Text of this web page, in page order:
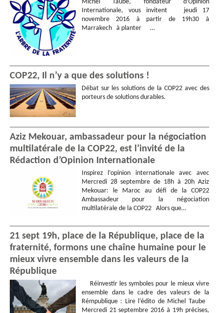
Michel Taube, fondateur d’Opinion
Internationale, vous invitent jeudi 17
novembre 2016 à partir de 19h30 à
Marrakech à planter …
COP22, Il n’y a que des solutions !
Débat sur les solutions de la COP22 avec des
porteurs de solutions durables.
Aziz Mekouar, ambassadeur pour la négociation
multilatérale de la COP22, est l’invité de la
Rédaction d’Opinion Internationale
Inspirez l’opinion internationale avec avec
Mercredi 28 septembre de 18h à 20h Aziz
Mekouar: le Maroc au défi de la COP22
Ambassadeur pour la négociation
multilatérale de la COP22 Alors que…
21 sept 19h, place de la République, place de la
fraternité, formons une chaîne humaine pour le
mieux vivre ensemble dans les valeurs de la
République
Réinvestir les symboles pour le mieux vivre
ensemble dans le cadre des valeurs de la
Rémpublique : Lire l’édito de Michel Taube
Mercredi 21 septembre 2016 à 19h précises,